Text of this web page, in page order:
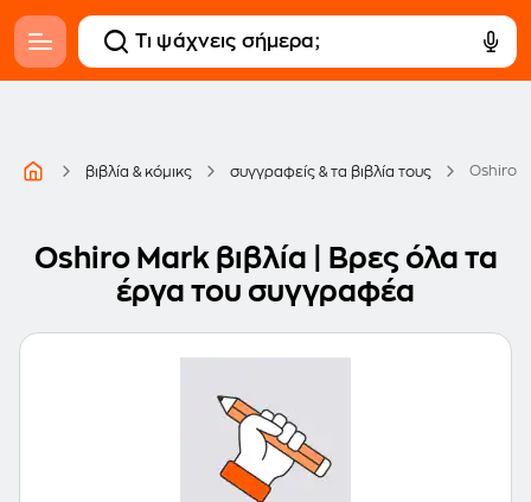
βιβλία & κόμικς συγγραφείς & τα βιβλία τους Oshiro
Oshiro Mark βιβλία | Βρες όλα τα
έργα του συγγραφέα